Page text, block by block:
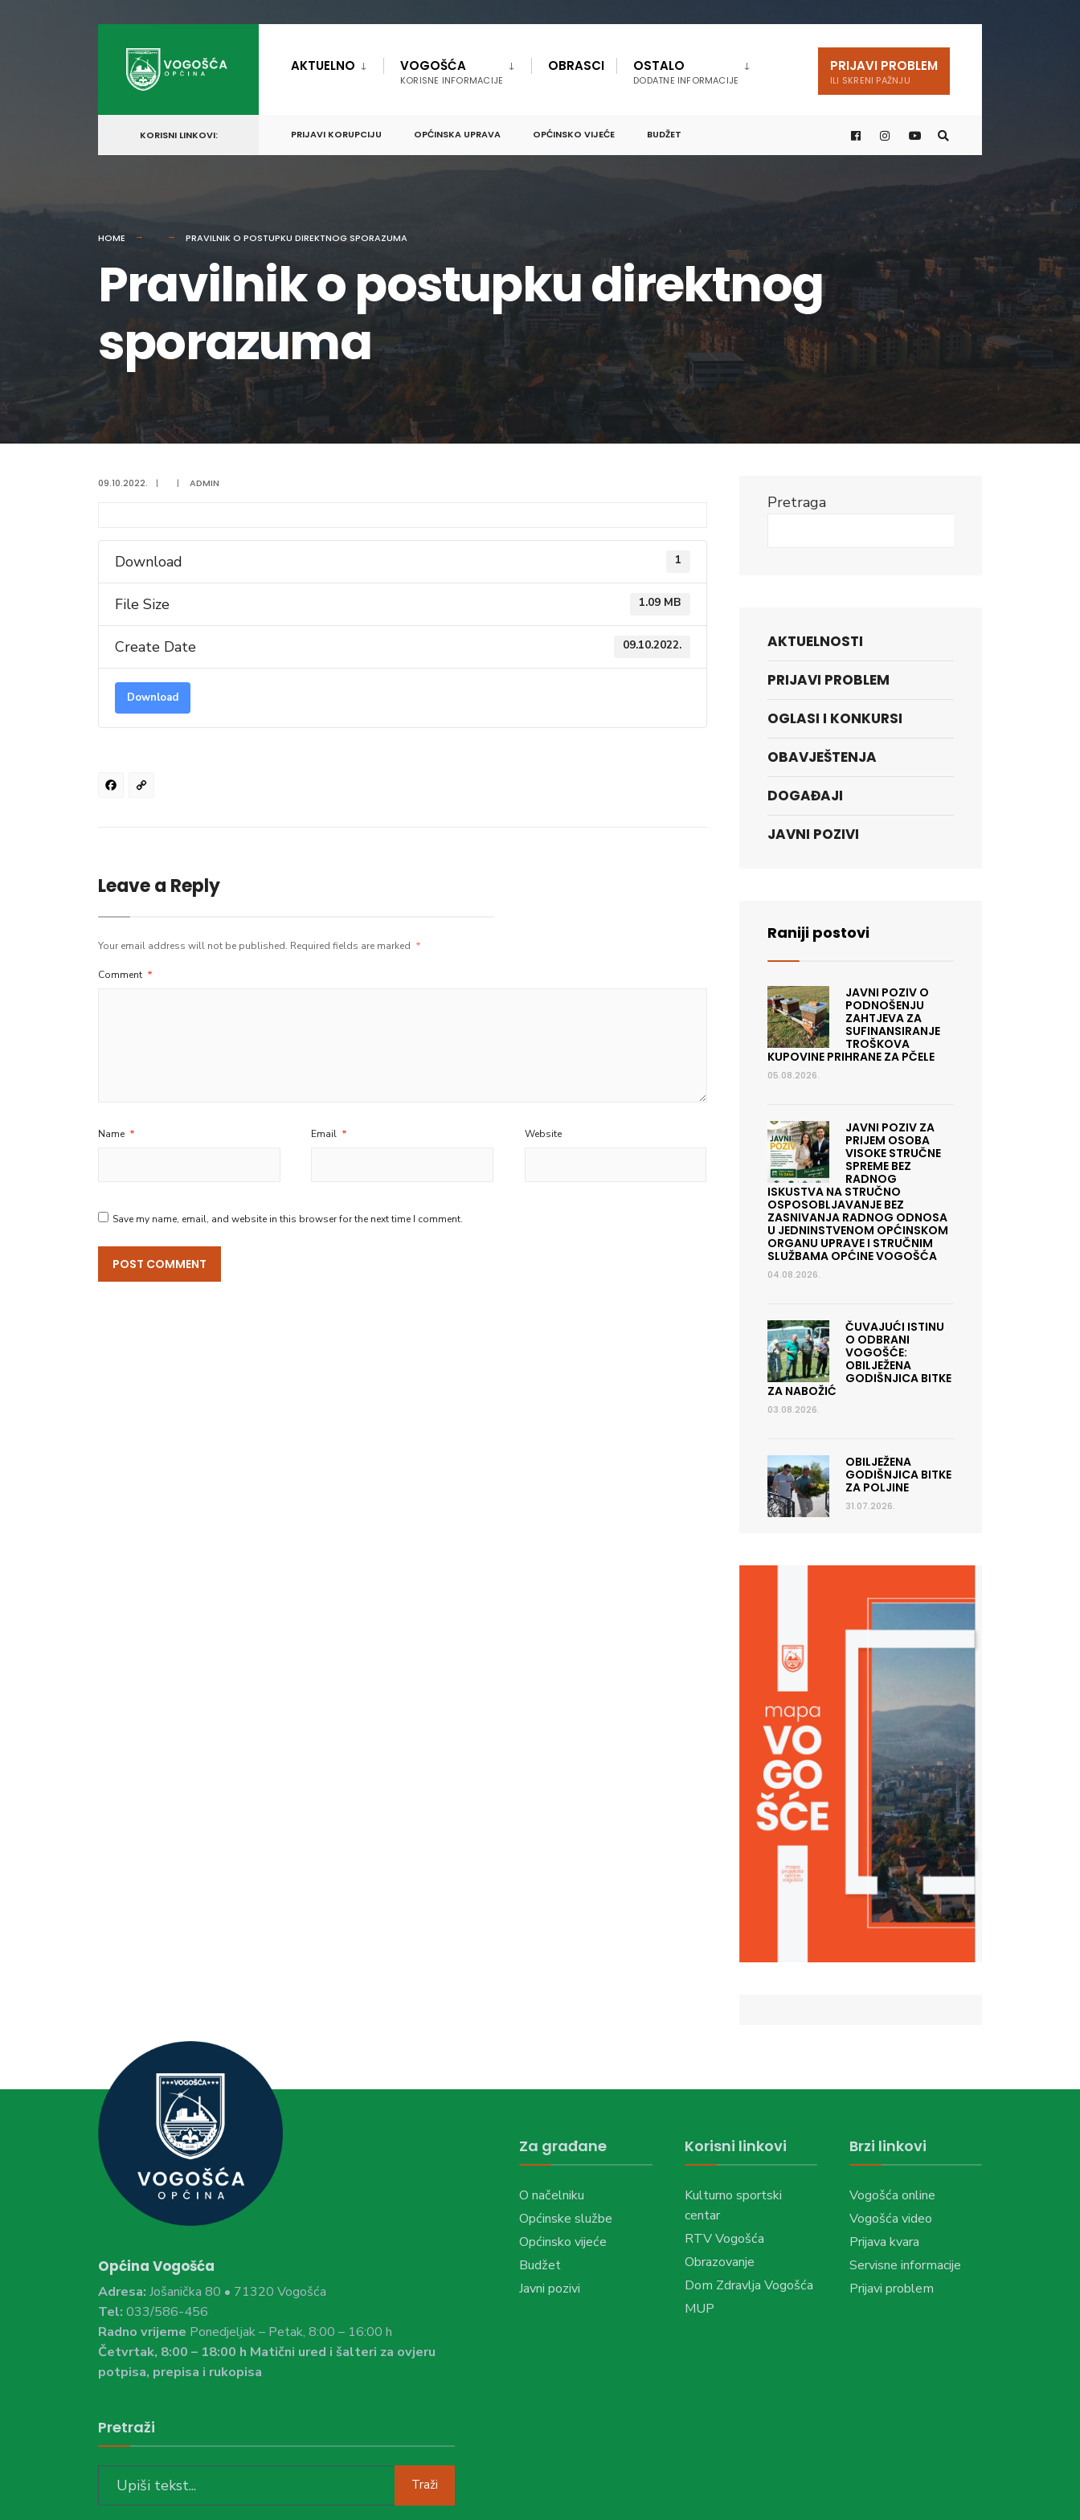
content
AKTUELNO VOGOŠĆA
KORISNE INFORMACIJE
OBRASCI OSTALO
DODATNE INFORMACIJE
PRIJAVI PROBLEM
ILI SKRENI PAŽNJU
KORISNI LINKOVI: PRIJAVI KORUPCIJU OPĆINSKA UPRAVA OPĆINSKO VIJEĆE BUDŽET
HOME PRAVILNIK O POSTUPKU DIREKTNOG SPORAZUMA
Pravilnik o postupku direktnog
sporazuma
09.10.2022. | | ADMIN
Download 1
File Size 1.09 MB
Create Date 09.10.2022.
Download
Facebook
Leave a Reply
Your email address will not be published. Required fields are marked *
Comment *
Name * Email * Website
Save my name, email, and website in this browser for the next time I comment.
Pretraga
AKTUELNOSTI
PRIJAVI PROBLEM
OGLASI I KONKURSI
OBAVJEŠTENJA
DOGAĐAJI
JAVNI POZIVI
Raniji postovi
JAVNI POZIV O
PODNOŠENJU
ZAHTJEVA ZA
SUFINANSIRANJE
TROŠKOVA
KUPOVINE PRIHRANE ZA PČELE
05.08.2026.
JAVNI POZIV ZA
PRIJEM OSOBA
VISOKE STRUČNE
SPREME BEZ
RADNOG
ISKUSTVA NA STRUČNO
OSPOSOBLJAVANJE BEZ
ZASNIVANJA RADNOG ODNOSA
U JEDNINSTVENOM OPĆINSKOM
ORGANU UPRAVE I STRUČNIM
SLUŽBAMA OPĆINE VOGOŠĆA
04.08.2026.
ČUVAJUĆI ISTINU
O ODBRANI
VOGOŠĆE:
OBILJEŽENA
GODIŠNJICA BITKE
ZA NABOŽIĆ
03.08.2026.
OBILJEŽENA
GODIŠNJICA BITKE
ZA POLJINE
31.07.2026.
Općina Vogošća
Adresa: Jošanička 80 • 71320 Vogošća
Tel: 033/586-456
Radno vrijeme Ponedjeljak – Petak, 8:00 – 16:00 h
Četvrtak, 8:00 – 18:00 h Matični ured i šalteri za ovjeru
potpisa, prepisa i rukopisa
Pretraži
Traži
Za građane
O načelniku
Općinske službe
Općinsko vijeće
Budžet
Javni pozivi
Korisni linkovi
Kulturno sportski
centar
RTV Vogošća
Obrazovanje
Dom Zdravlja Vogošća
MUP
Brzi linkovi
Vogošća online
Vogošća video
Prijava kvara
Servisne informacije
Prijavi problem